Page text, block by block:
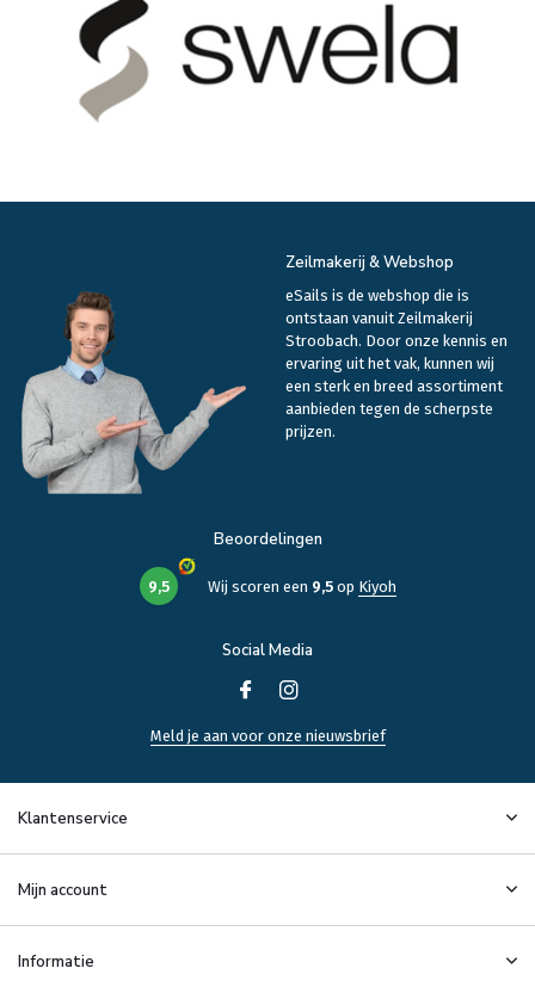
Zeilmakerij & Webshop
eSails is de webshop die is
ontstaan vanuit Zeilmakerij
Stroobach. Door onze kennis en
ervaring uit het vak, kunnen wij
een sterk en breed assortiment
aanbieden tegen de scherpste
prijzen.
Beoordelingen
9,5 Wij scoren een 9,5op Kiyoh
Social Media
Meld je aan voor onze nieuwsbrief
Klantenservice
Mijn account
Informatie